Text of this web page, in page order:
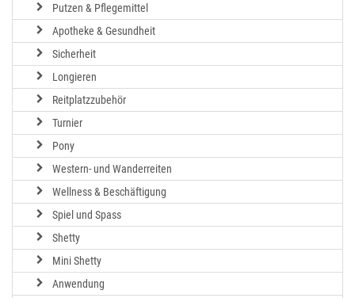
Putzen & Pflegemittel
Apotheke & Gesundheit
Sicherheit
Longieren
Reitplatzzubehör
Turnier
Pony
Western- und Wanderreiten
Wellness & Beschäftigung
Spiel und Spass
Shetty
Mini Shetty
Anwendung